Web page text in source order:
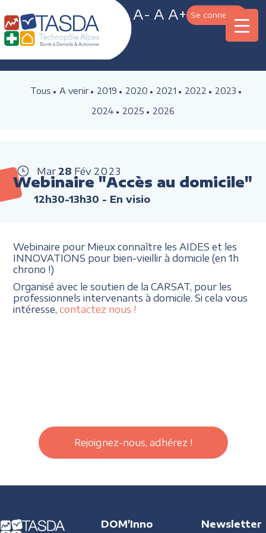
A- A A+ Se connecter
Tous A venir 2019 2020 2021 2022
2023
2024
2025 2026
Mar 28 Fév 2023
Webinaire "Accès au domicile"
12h30-13h30 - En visio
Webinaire pour Mieux connaître les AIDES et les
INNOVATIONS pour bien-vieillir à domicile (en 1h
chrono !)
Organisé avec le soutien de la CARSAT, pour les
professionnels intervenants à domicile. Si cela vous
intéresse,contactez nous !
Rejoignez-nous, adhérez !
DOM'Inno Newsletter